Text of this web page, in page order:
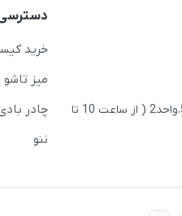
تهران،ضلع شرقی میدان منیریه،پلاک5،واحد2 ( از ساعت 10 تا
خرید
میز تاشو
چادر
ننو